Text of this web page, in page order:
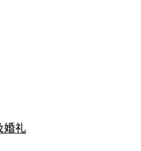
婚礼